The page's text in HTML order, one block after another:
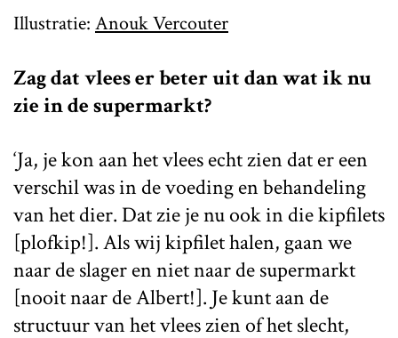
Illustratie: Anouk Vercouter
Zag dat vlees er beter uit dan wat ik nu
zie in de supermarkt?
‘Ja, je kon aan het vlees echt zien dat er een
verschil was in de voeding en behandeling
van het dier. Dat zie je nu ook in die kipfilets
[plofkip!]. Als wij kipfilet halen, gaan we
naar de slager en niet naar de supermarkt
[nooit naar de Albert!]. Je kunt aan de
structuur van het vlees zien of het slecht,